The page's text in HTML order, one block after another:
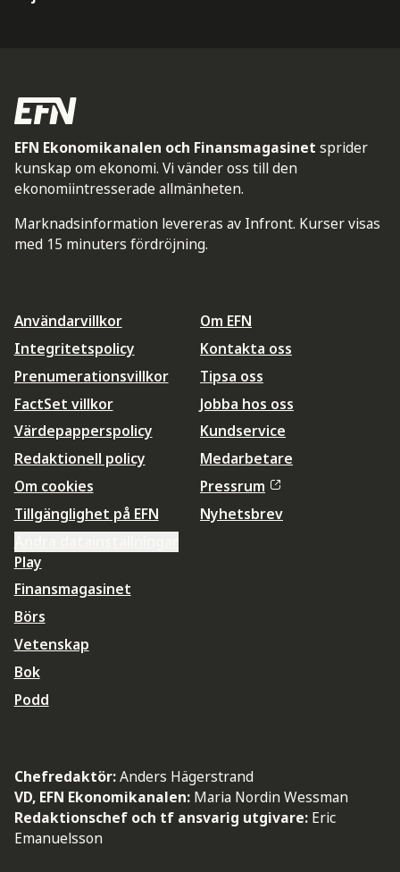
EFN Ekonomikanalen och Finansmagasinet sprider
kunskap om ekonomi. Vi vänder oss till den
ekonomiintresserade allmänheten.
Marknadsinformation levereras av Infront. Kurser visas
med 15 minuters fördröjning.
Användarvillkor
Integritetspolicy
Prenumerationsvillkor
FactSet villkor
Värdepapperspolicy
Redaktionell policy
Om cookies
Tillgänglighet på EFN
Om EFN
Kontakta oss
Tipsa oss
Jobba hos oss
Kundservice
Medarbetare
Pressrum
Nyhetsbrev
Play
Finansmagasinet
Börs
Vetenskap
Bok
Podd
Chefredaktör:Anders Hägerstrand
VD, EFN Ekonomikanalen: Maria Nordin Wessman
Redaktionschef och tf ansvarig utgivare: Eric
Emanuelsson